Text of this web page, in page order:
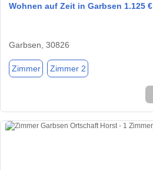
Wohnen auf Zeit in Garbsen 1.125 €
Garbsen, 30826
Zimmer Zimmer 2